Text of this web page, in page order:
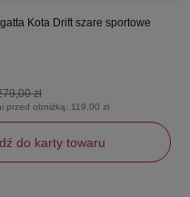
Kota Drift szare sportowe
zł
przed obniżką: 119,00 zł
do karty towaru